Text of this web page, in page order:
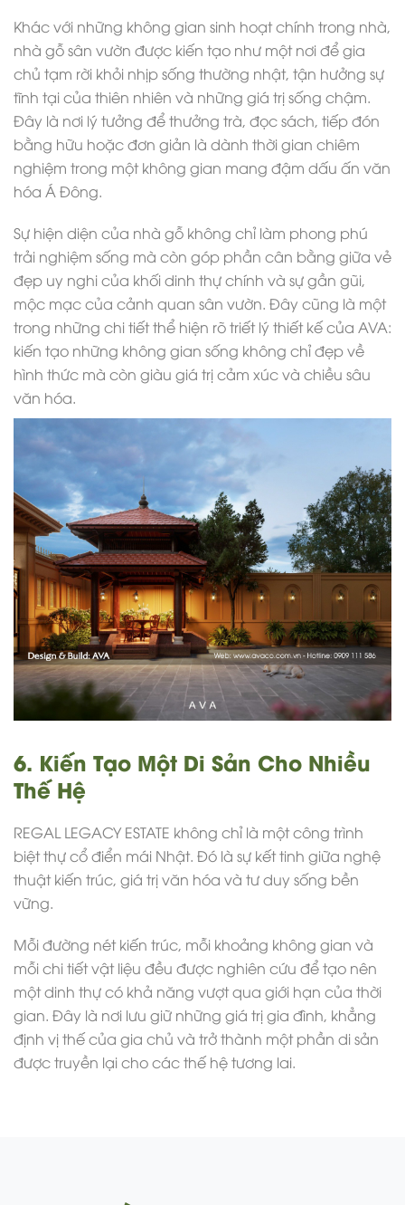
Khác với những không gian sinh hoạt chính trong nhà,
nhà gỗ sân vườn được kiến tạo như một nơi để gia
chủ tạm rời khỏi nhịp sống thường nhật, tận hưởng sự
tĩnh tại của thiên nhiên và những giá trị sống chậm.
Đây là nơi lý tưởng để thưởng trà, đọc sách, tiếp đón
bằng hữu hoặc đơn giản là dành thời gian chiêm
nghiệm trong một không gian mang đậm dấu ấn văn
hóa Á Đông.
Sự hiện diện của nhà gỗ không chỉ làm phong phú
trải nghiệm sống mà còn góp phần cân bằng giữa vẻ
đẹp uy nghi của khối dinh thự chính và sự gần gũi,
mộc mạc của cảnh quan sân vườn. Đây cũng là một
trong những chi tiết thể hiện rõ triết lý thiết kế của AVA:
kiến tạo những không gian sống không chỉ đẹp về
hình thức mà còn giàu giá trị cảm xúc và chiều sâu
văn hóa.
6. Kiến Tạo Một Di Sản Cho Nhiều
Thế Hệ
REGAL LEGACY ESTATE không chỉ là một công trình
biệt thự cổ điển mái Nhật. Đó là sự kết tinh giữa nghệ
thuật kiến trúc, giá trị văn hóa và tư duy sống bền
vững.
Mỗi đường nét kiến trúc, mỗi khoảng không gian và
mỗi chi tiết vật liệu đều được nghiên cứu để tạo nên
một dinh thự có khả năng vượt qua giới hạn của thời
gian. Đây là nơi lưu giữ những giá trị gia đình, khẳng
định vị thế của gia chủ và trở thành một phần di sản
được truyền lại cho các thế hệ tương lai.